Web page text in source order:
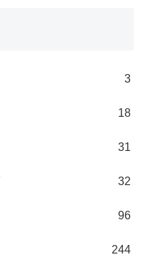
3
18
31
32
96
244